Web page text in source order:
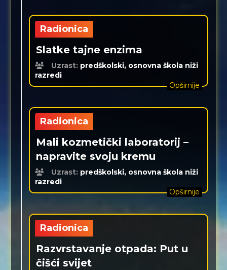
Radionica
Slatke tajne enzima
Uzrast: predškolski, osnovna škola niži
razredi
Opširnije
Radionica
Mali kozmetički laboratorij –
napravite svoju kremu
Uzrast: predškolski, osnovna škola niži
razredi
Opširnije
Radionica
Razvrstavanje otpada: Put u
čišći svijet